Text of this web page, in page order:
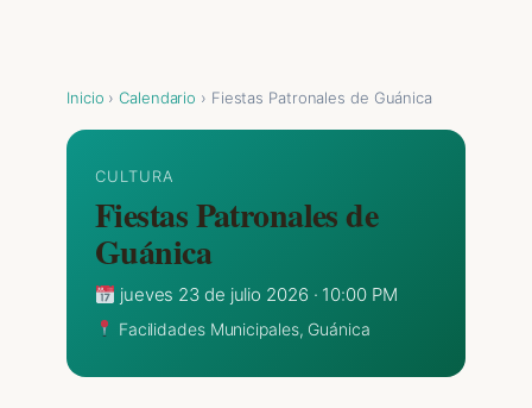
Inicio ›Calendario › Fiestas Patronales de Guánica
CULTURA
Fiestas Patronales de
Guánica
jueves 23 de julio 2026 · 10:00 PM
Facilidades Municipales, Guánica